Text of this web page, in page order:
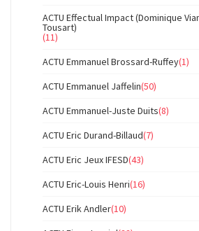
ACTU Effectual Impact (Dominique
Tousart)
(11)
ACTU Emmanuel Brossard-Ruffey(1)
ACTU Emmanuel Jaffelin(50)
ACTU Emmanuel-Juste Duits(8)
ACTU Eric Durand-Billaud(7)
ACTU Eric Jeux IFESD(43)
ACTU Eric-Louis Henri(16)
ACTU Erik Andler(10)